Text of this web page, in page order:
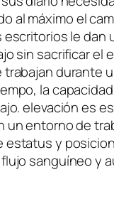
al máximo el
escritorios le dan
sin sacrificar el
durante
la
elevación es
un entorno de
estatus y
sanguíneo y